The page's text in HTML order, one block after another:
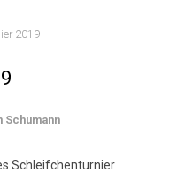
2019
Schumann
Schleifchenturnier